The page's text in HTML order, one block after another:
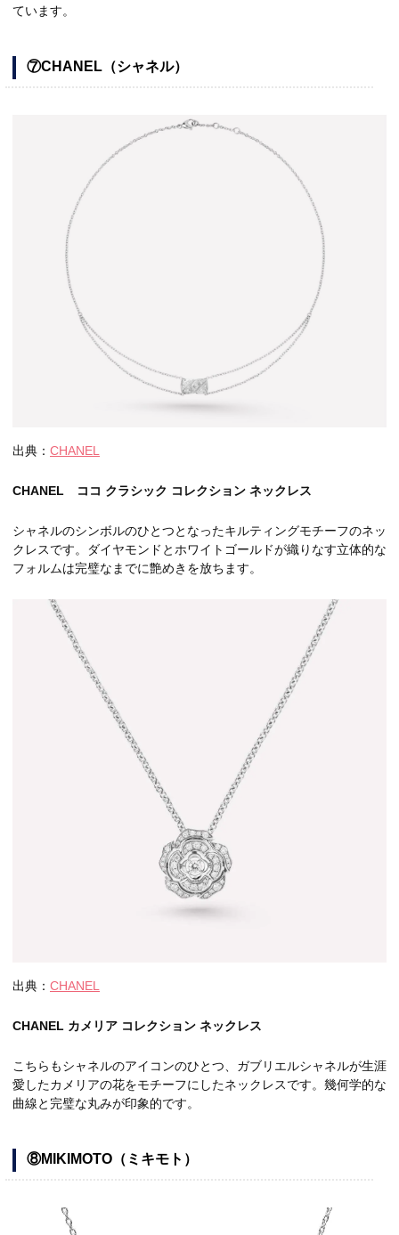
ています。
⑦CHANEL（シャネル）
出典： CHANEL
CHANEL ココ クラシック コレクション ネックレス
シャネルのシンボルのひとつとなったキルティングモチーフのネッ
クレスです。ダイヤモンドとホワイトゴールドが織りなす立体的な
フォルムは完璧なまでに艶めきを放ちます。
出典： CHANEL
CHANEL カメリア コレクション ネックレス
こちらもシャネルのアイコンのひとつ、ガブリエルシャネルが生涯
愛したカメリアの花をモチーフにしたネックレスです。幾何学的な
曲線と完璧な丸みが印象的です。
⑧MIKIMOTO（ミキモト）